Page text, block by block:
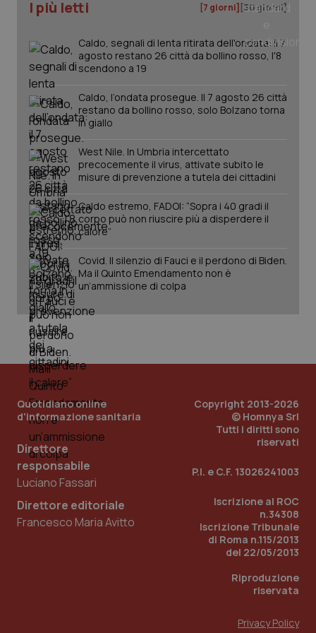
I più letti [7 giorni] [30 giorni]
Caldo, segnali di lenta ritirata dell'ondata: il 7
agosto restano 26 città da bollino rosso, l'8
scendono a 19
Caldo, l’ondata prosegue. Il 7 agosto 26 città
restano da bollino rosso, solo Bolzano torna
in giallo
West Nile. In Umbria intercettato
precocemente il virus, attivate subito le
misure di prevenzione a tutela dei cittadini
Caldo estremo, FADOI: “Sopra i 40 gradi il
corpo può non riuscire più a disperdere il
calore”
Covid. Il silenzio di Fauci e il perdono di Biden.
Ma il Quinto Emendamento non è
un’ammissione di colpa
Quotidiano online
d'informazione sanitaria
Direttore
responsabile
Luciano Fassari
Direttore editoriale
Francesco Maria Avitto
Copyright 2013-2026
© Homnya Srl
Tutti i diritti sono
riservati
P.I. e C.F. 13026241003
Iscrizione al ROC
n.34308
Iscrizione Tribunale
di Roma n.115/2013
del 22/05/2013
Riproduzione
riservata
Privacy Policy
www.quotidianosanita.it
tracking-sites-ironfish-
tracking-enable
www.quotidianosanita.it
session-id
_ga